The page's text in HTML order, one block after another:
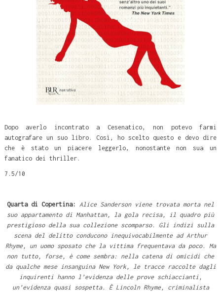
Dopo averlo incontrato a Cesenatico, non potevo farmi
autografare un suo libro. Così, ho scelto questo e devo dire
che è stato un piacere leggerlo, nonostante non sua un
fanatico dei thriller.
7.5/10
Quarta di Copertina: Alice Sanderson viene trovata morta nel
suo appartamento di Manhattan, la gola recisa, il quadro più
prestigioso della sua collezione scomparso. Gli indizi sulla
scena del delitto conducono inequivocabilmente ad Arthur
Rhyme, un uomo sposato che la vittima frequentava da poco. Ma
non tutto, forse, è come sembra: nella catena di omicidi che
da qualche mese insanguina New York, le tracce raccolte dagli
inquirenti hanno l’evidenza delle prove schiaccianti,
un’evidenza quasi sospetta. È Lincoln Rhyme, criminalista